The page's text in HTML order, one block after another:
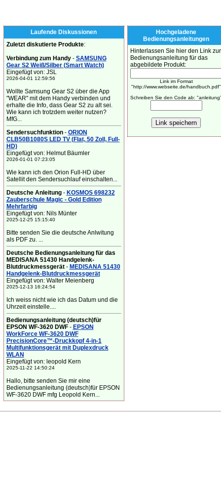
Laufende Diskussionen
Zuletzt diskutierte Produkte:
Verbindung zum Handy- SAMSUNG
Gear S2 Weiß/Silber (Smart Watch)
Eingefügt von: JSL
2026-04-01 12:59:56
Wollte Samsung Gear S2 über die App
"WEAR" mit dem Handy verbinden und
erhalte die Info, dass Gear S2 zu alt sei.
Wie kann ich trotzdem weiter nutzen?
MfG...
Sendersuchfunktion- ORION
CLB50B1080S LED TV (Flat, 50 Zoll, Full-
HD)
Eingefügt von: Helmut Bäumler
2026-01-01 07:23:05
Wie kann ich den Orion Full-HD über
Satellit den Sendersuchlauf einschalten...
Deutsche Anleitung- KOSMOS 698232
Zauberschule Magic - Gold Edition
Mehrfarbig
Eingefügt von: Nils Münter
2025-12-25 15:15:40
Bitte senden Sie die deutsche Anlwitung
als PDF zu. ...
Deutsche Bedienungsanleitung für das
MEDISANA 51430 Handgelenk-
Blutdruckmessgerät- MEDISANA 51430
Handgelenk-Blutdruckmessgerät
Eingefügt von: Walter Meienberg
2025-12-13 16:24:54
Ich weiss nicht wie ich das Datum und die
Uhrzeit einstelle....
Bedienungsanleitung (deutsch)für
EPSON WF-3620 DWF- EPSON
WorkForce WF-3620 DWF
PrecisionCore™-Druckkopf 4-in-1
Multifunktionsgerät mit Duplexdruck
WLAN
Eingefügt von: leopold Kern
2025-11-22 14:50:24
Hallo, bitte senden Sie mir eine
Bedienungsanleitung (deutsch)für EPSON
WF-3620 DWF mfg Leopold Kern...
Hochgeladene
Bedienungsanleitungen
Hinterlassen Sie hier den Link zur
Bedienungsanleitung für das
abgebildete Produkt:
Link im Format
"http://www.webseite.de/handbuch.pdf"
Schreiben Sie den Code ab: